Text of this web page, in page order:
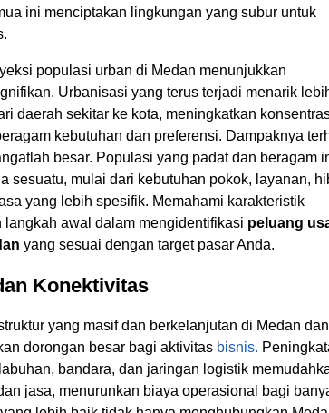
ini menciptakan lingkungan yang subur untuk
populasi urban di Medan menunjukkan
Urbanisasi yang terus terjadi menarik
daerah sekitar ke kota, meningkatkan
kebutuhan dan preferensi. Dampaknya
besar. Populasi yang padat dan beragam
sesuatu, mulai dari kebutuhan pokok, layanan,
yang lebih spesifik. Memahami karakteristik
langkah awal dalam mengidentifikasi peluang
yang sesuai dengan target pasar Anda.
Konektivitas
yang masif dan berkelanjutan di Medan dan
dorongan besar bagi aktivitas bisnis.
bandara, dan jaringan logistik
jasa, menurunkan biaya operasional bagi